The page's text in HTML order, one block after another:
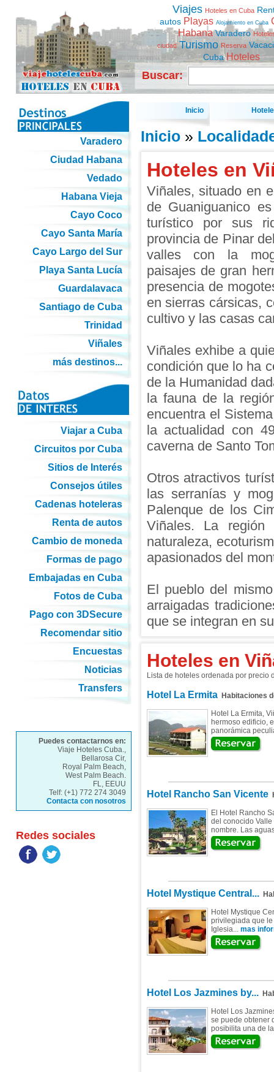
Viajes Hoteles en Cuba
autos Playas Alojamiento en Cuba
Habana Varadero
ciudad Turismo Reserva
Cuba Hoteles
Buscar:
Inicio
Inicio»
Hoteles en
Viñales, situado en
de Guaniguanico
turístico por sus
provincia de Pinar
valles con la
paisajes de gran
presencia de
en sierras cársicas,
cultivo y las casas
Viñales exhibe a
condición que lo ha
de la Humanidad
la fauna de la
encuentra el
la actualidad con
caverna de Santo
Otros atractivos
las serranías y
Palenque de los
Viñales. La
naturaleza,
apasionados del
El pueblo del
arraigadas
que se integran en
Hoteles en
Lista de hoteles ordenada por precio
Hotel La ErmitaHabitaciones
Hotel La Ermita,
hermoso edificio,
panorámica
Hotel Rancho San Vicente
El Hotel Rancho
del conocido
nombre. Las
Hotel Mystique Central...
Hotel Mystique
privilegiada que
Iglesia... mas
Hotel Los Jazmines by...
Hotel Los
se puede obtener
posibilita una de
Varadero
Ciudad Habana
Vedado
Habana Vieja
Cayo Coco
Cayo Santa María
Cayo Largo del Sur
Playa Santa Lucía
Guardalavaca
Santiago de Cuba
Trinidad
Viñales
más destinos...
Viajar a Cuba
Circuitos por Cuba
Sitios de Interés
Consejos útiles
Cadenas hoteleras
Renta de autos
Cambio de moneda
Formas de pago
Embajadas en Cuba
Fotos de Cuba
Pago con 3DSecure
Recomendar sitio
Encuestas
Noticias
Transfers
Puedes contactarnos en:
Viaje Hoteles Cuba.,
Bellarosa Cir,
Royal Palm Beach,
West Palm Beach.
FL, EEUU
Telf: (+1) 772 274 3049
Contacta con nosotros
Redes sociales